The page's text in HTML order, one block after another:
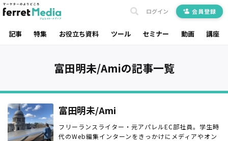
記事 特集 お役立ち資料 ツール セミナー 動画 講座
ログイン 会員登録
富田明未/Amiの記事一覧
富田明未/Ami
フリーランスライター・元アパレルEC部社員。学生時
代のWeb編集インターンをきっかけにメディアやオン